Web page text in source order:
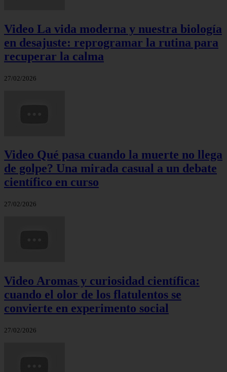
Video La vida moderna y nuestra biología
en desajuste: reprogramar la rutina para
recuperar la calma
27/02/2026
Video Qué pasa cuando la muerte no llega
de golpe? Una mirada casual a un debate
científico en curso
27/02/2026
Video Aromas y curiosidad científica:
cuando el olor de los flatulentos se
convierte en experimento social
27/02/2026